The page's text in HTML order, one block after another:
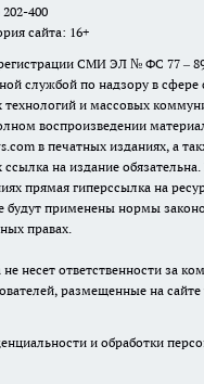
400
сайта: 16+
СМИ ЭЛ № ФС 77 –
службой по надзору в сфере
и массовых
воспроизведении
в печатных изданиях, а
на издание
прямая гиперссылка на
будут применены нормы
правах.
несет ответственности за
размещенные на сайте
и обработки